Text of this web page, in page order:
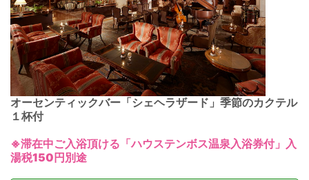
オーセンティックバー「シェヘラザード」季節のカクテル
１杯付
※滞在中ご入浴頂ける「ハウステンボス温泉入浴券付」入
湯税150円別途